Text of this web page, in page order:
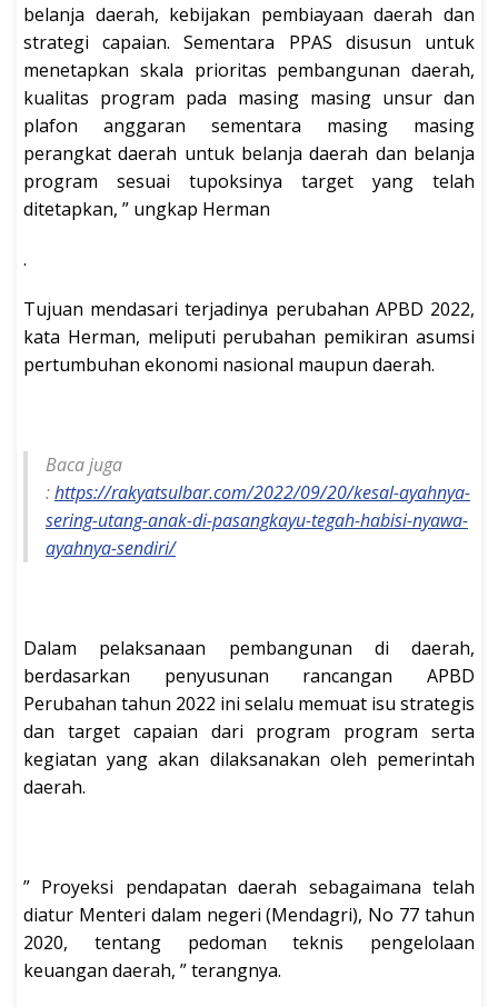
belanja daerah, kebijakan pembiayaan daerah dan
strategi capaian. Sementara PPAS disusun untuk
menetapkan skala prioritas pembangunan daerah,
kualitas program pada masing masing unsur dan
plafon anggaran sementara masing masing
perangkat daerah untuk belanja daerah dan belanja
program sesuai tupoksinya target yang telah
ditetapkan, ” ungkap Herman
.
Tujuan mendasari terjadinya perubahan APBD 2022,
kata Herman, meliputi perubahan pemikiran asumsi
pertumbuhan ekonomi nasional maupun daerah.
Baca juga
:https://rakyatsulbar.com/2022/09/20/kesal-ayahnya-
sering-utang-anak-di-pasangkayu-tegah-habisi-nyawa-
ayahnya-sendiri/
Dalam pelaksanaan pembangunan di daerah,
berdasarkan penyusunan rancangan APBD
Perubahan tahun 2022 ini selalu memuat isu strategis
dan target capaian dari program program serta
kegiatan yang akan dilaksanakan oleh pemerintah
daerah.
” Proyeksi pendapatan daerah sebagaimana telah
diatur Menteri dalam negeri (Mendagri), No 77 tahun
2020, tentang pedoman teknis pengelolaan
keuangan daerah, ” terangnya.